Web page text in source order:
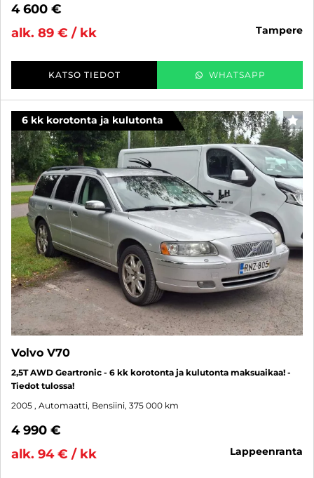
4 600 €
alk. 89 € / kk
tampere
KATSO TIEDOT WHATSAPP
6 kk korotonta ja kulutonta
Volvo V70
2,5T AWD Geartronic - 6 kk korotonta ja kulutonta maksuaikaa! -
Tiedot tulossa!
2005 , Automaatti, Bensiini, 375 000 km
4 990 €
alk. 94 € / kk
lappeenranta